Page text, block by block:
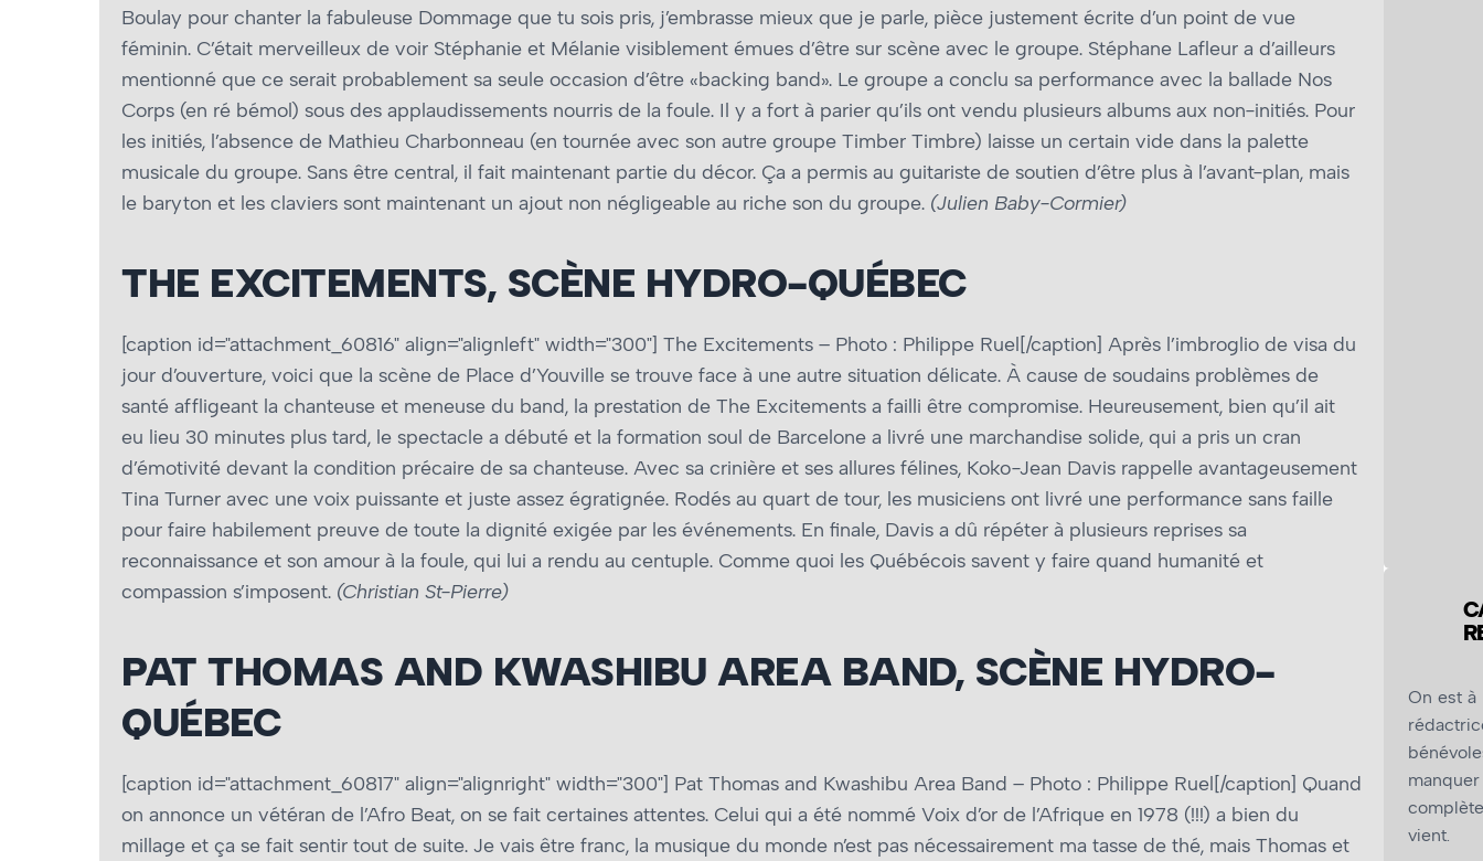
Boulay pour chanter la fabuleuse Dommage que tu sois pris, j’embrasse mieux que je parle, pièce justement écrite d’un point de vue
féminin. C’était merveilleux de voir Stéphanie et Mélanie visiblement émues d’être sur scène avec le groupe. Stéphane Lafleur a d’ailleurs
mentionné que ce serait probablement sa seule occasion d’être «backing band». Le groupe a conclu sa performance avec la ballade Nos
Corps (en ré bémol) sous des applaudissements nourris de la foule. Il y a fort à parier qu’ils ont vendu plusieurs albums aux non-initiés. Pour
les initiés, l’absence de Mathieu Charbonneau (en tournée avec son autre groupe Timber Timbre) laisse un certain vide dans la palette
musicale du groupe. Sans être central, il fait maintenant partie du décor. Ça a permis au guitariste de soutien d’être plus à l’avant-plan, mais
le baryton et les claviers sont maintenant un ajout non négligeable au riche son du groupe. (Julien Baby-Cormier)
THE EXCITEMENTS, SCÈNE HYDRO-QUÉBEC
[caption id="attachment_60816" align="alignleft" width="300"] The Excitements – Photo : Philippe Ruel[/caption] Après l’imbroglio de visa du
jour d’ouverture, voici que la scène de Place d’Youville se trouve face à une autre situation délicate. À cause de soudains problèmes de
santé affligeant la chanteuse et meneuse du band, la prestation de The Excitements a failli être compromise. Heureusement, bien qu’il ait
eu lieu 30 minutes plus tard, le spectacle a débuté et la formation soul de Barcelone a livré une marchandise solide, qui a pris un cran
d’émotivité devant la condition précaire de sa chanteuse. Avec sa crinière et ses allures félines, Koko-Jean Davis rappelle avantageusement
Tina Turner avec une voix puissante et juste assez égratignée. Rodés au quart de tour, les musiciens ont livré une performance sans faille
pour faire habilement preuve de toute la dignité exigée par les événements. En finale, Davis a dû répéter à plusieurs reprises sa
reconnaissance et son amour à la foule, qui lui a rendu au centuple. Comme quoi les Québécois savent y faire quand humanité et
compassion s’imposent. (Christian St-Pierre)
PAT THOMAS AND KWASHIBU AREA BAND, SCÈNE HYDRO-
QUÉBEC
[caption id="attachment_60817" align="alignright" width="300"] Pat Thomas and Kwashibu Area Band – Photo : Philippe Ruel[/caption] Quand
on annonce un vétéran de l’Afro Beat, on se fait certaines attentes. Celui qui a été nommé Voix d’or de l’Afrique en 1978 (!!!) a bien du
millage et ça se fait sentir tout de suite. Je vais être franc, la musique du monde n’est pas nécessairement ma tasse de thé, mais Thomas et
On est
vient.